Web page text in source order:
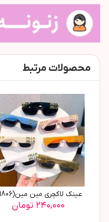
محصولات مرتبط
عینک لاکچری مین مین(9806)
۲۴۰,۰۰۰ تومان